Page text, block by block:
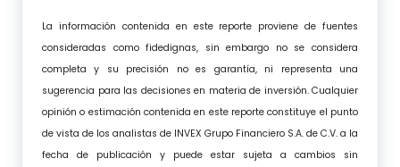
La información contenida en este reporte proviene de fuentes
consideradas como fidedignas, sin embargo no se considera
completa y su precisión no es garantía, ni representa una
sugerencia para las decisiones en materia de inversión. Cualquier
opinión o estimación contenida en este reporte constituye el punto
de vista de los analistas de INVEX Grupo Financiero S.A. de C.V. a la
fecha de publicación y puede estar sujeta a cambios sin